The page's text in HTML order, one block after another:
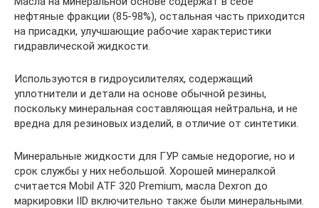
нефтяные фракции (85-98%), остальная часть приходится
на присадки, улучшающие рабочие характеристики
гидравлической жидкости.
Используются в гидроусилителях, содержащий
уплотнители и детали на основе обычной резины,
поскольку минеральная составляющая нейтральна, и не
вредна для резиновых изделий, в отличие от синтетики.
Минеральные жидкости для ГУР самые недорогие, но и
срок службы у них небольшой. Хорошей минералкой
считается Mobil ATF 320 Premium, масла Dexron до
маркировки IID включительно также были минеральными.